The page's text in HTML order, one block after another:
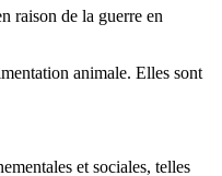
raison de la guerre en
animale. Elles sont
et sociales, telles